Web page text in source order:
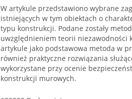
W artykule przedstawiono wybrane
istniejących w tym obiektach o
typu konstrukcji. Podane zostały
uwzględnieniem teorii niezawodności
artykule jako podstawowa metoda w
również praktyczne rozwiązania
wykorzystane przy ocenie
konstrukcji murowych.